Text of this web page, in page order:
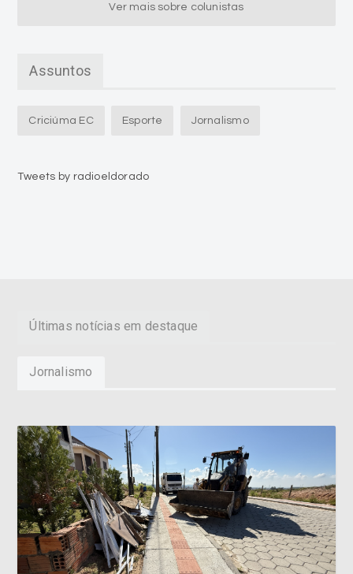
Ver mais sobre colunistas
Assuntos
Criciúma EC Esporte Jornalismo
Tweets by radioeldorado
Últimas notícias em destaque
Jornalismo